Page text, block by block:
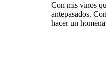
Con mis vinos
antepasados.
hacer un